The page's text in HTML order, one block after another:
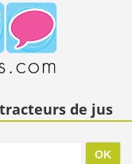
de jus